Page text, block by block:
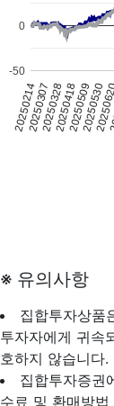
202502142025030720250328202504182025050920250530
-50
0
※ 유의사항
집합투자상품
투자자에게 귀속
호하지 않습니다.
집합투자증권
수료 및 환매방